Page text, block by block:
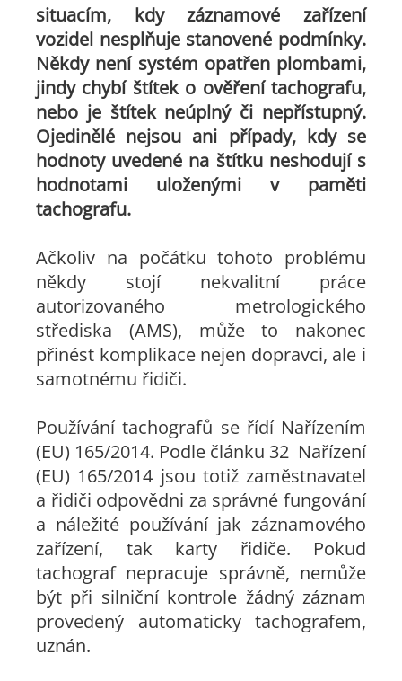
situacím, kdy záznamové zařízení
vozidel nesplňuje stanovené podmínky.
Někdy není systém opatřen plombami,
jindy chybí štítek o ověření tachografu,
nebo je štítek neúplný či nepřístupný.
Ojedinělé nejsou ani případy, kdy se
hodnoty uvedené na štítku neshodují s
hodnotami uloženými v paměti
tachografu.
Ačkoliv na počátku tohoto problému
někdy stojí nekvalitní práce
autorizovaného metrologického
střediska (AMS), může to nakonec
přinést komplikace nejen dopravci, ale i
samotnému řidiči.
Používání tachografů se řídí Nařízením
(EU) 165/2014. Podle článku 32 Nařízení
(EU) 165/2014 jsou totiž zaměstnavatel
a řidiči odpovědni za správné fungování
a náležité používání jak záznamového
zařízení, tak karty řidiče. Pokud
tachograf nepracuje správně, nemůže
být při silniční kontrole žádný záznam
provedený automaticky tachografem,
uznán.